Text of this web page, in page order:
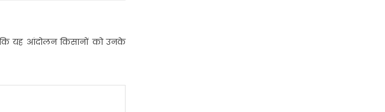
कि यह आंदोलन किसानों को उनके